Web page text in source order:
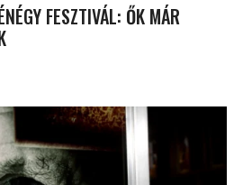
FESZTIVÁL: ŐK MÁR